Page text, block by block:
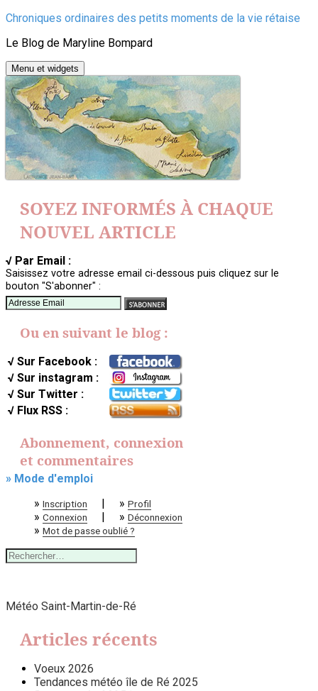
Aller
contenu
Chroniques ordinaires des petits moments de la vie rétaise
Le Blog de Maryline Bompard
Menu et widgets
SOYEZ INFORMÉS À CHAQUE
NOUVEL ARTICLE
√ Par Email :
Saisissez votre adresse email ci-dessous puis cliquez sur le
bouton "S'abonner" :
Ou en suivant le blog :
√ Sur Facebook :
√ Sur instagram :
√ Sur Twitter :
√ Flux RSS :
Abonnement, connexion
et commentaires
» Mode d'emploi
» Inscription | » Profil
» Connexion | » Déconnexion
» Mot de passe oublié ?
Rechercher :
Météo Saint-Martin-de-Ré
Articles récents
Voeux 2026
Tendances météo île de Ré 2025